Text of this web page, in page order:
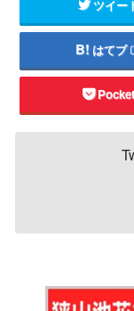
ツイー
はてブ
Pocket